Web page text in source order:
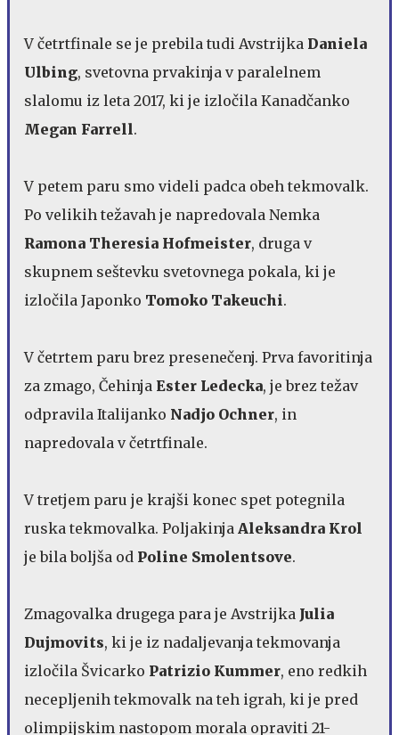
V četrtfinale se je prebila tudi Avstrijka Daniela
Ulbing, svetovna prvakinja v paralelnem
slalomu iz leta 2017, ki je izločila Kanadčanko
Megan Farrell.
V petem paru smo videli padca obeh tekmovalk.
Po velikih težavah je napredovala Nemka
Ramona Theresia Hofmeister, druga v
skupnem seštevku svetovnega pokala, ki je
izločila Japonko Tomoko Takeuchi.
V četrtem paru brez presenečenj. Prva favoritinja
za zmago, Čehinja Ester Ledecka, je brez težav
odpravila Italijanko Nadjo Ochner, in
napredovala v četrtfinale.
V tretjem paru je krajši konec spet potegnila
ruska tekmovalka. Poljakinja Aleksandra Krol
je bila boljša od Poline Smolentsove.
Zmagovalka drugega para je Avstrijka Julia
Dujmovits, ki je iz nadaljevanja tekmovanja
izločila Švicarko Patrizio Kummer, eno redkih
necepljenih tekmovalk na teh igrah, ki je pred
olimpijskim nastopom morala opraviti 21-